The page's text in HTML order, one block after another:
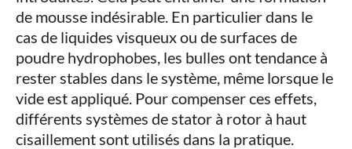
de mousse indésirable. En particulier dans le
cas de liquides visqueux ou de surfaces de
poudre hydrophobes, les bulles ont tendance à
rester stables dans le système, même lorsque le
vide est appliqué. Pour compenser ces effets,
différents systèmes de stator à rotor à haut
cisaillement sont utilisés dans la pratique.